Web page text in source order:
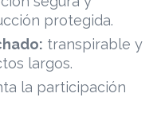
protegida.
transpirable y
largos.
la participación